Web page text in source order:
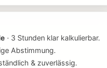
· 3 Stunden klar kalkulierbar.
Abstimmung.
& zuverlässig.